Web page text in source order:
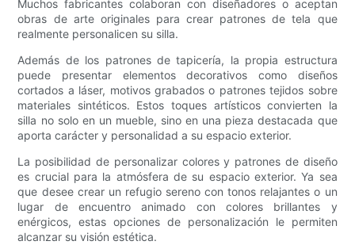
Muchos fabricantes colaboran con diseñadores o aceptan
obras de arte originales para crear patrones de tela que
realmente personalicen su silla.
Además de los patrones de tapicería, la propia estructura
puede presentar elementos decorativos como diseños
cortados a láser, motivos grabados o patrones tejidos sobre
materiales sintéticos. Estos toques artísticos convierten la
silla no solo en un mueble, sino en una pieza destacada que
aporta carácter y personalidad a su espacio exterior.
La posibilidad de personalizar colores y patrones de diseño
es crucial para la atmósfera de su espacio exterior. Ya sea
que desee crear un refugio sereno con tonos relajantes o un
lugar de encuentro animado con colores brillantes y
enérgicos, estas opciones de personalización le permiten
alcanzar su visión estética.